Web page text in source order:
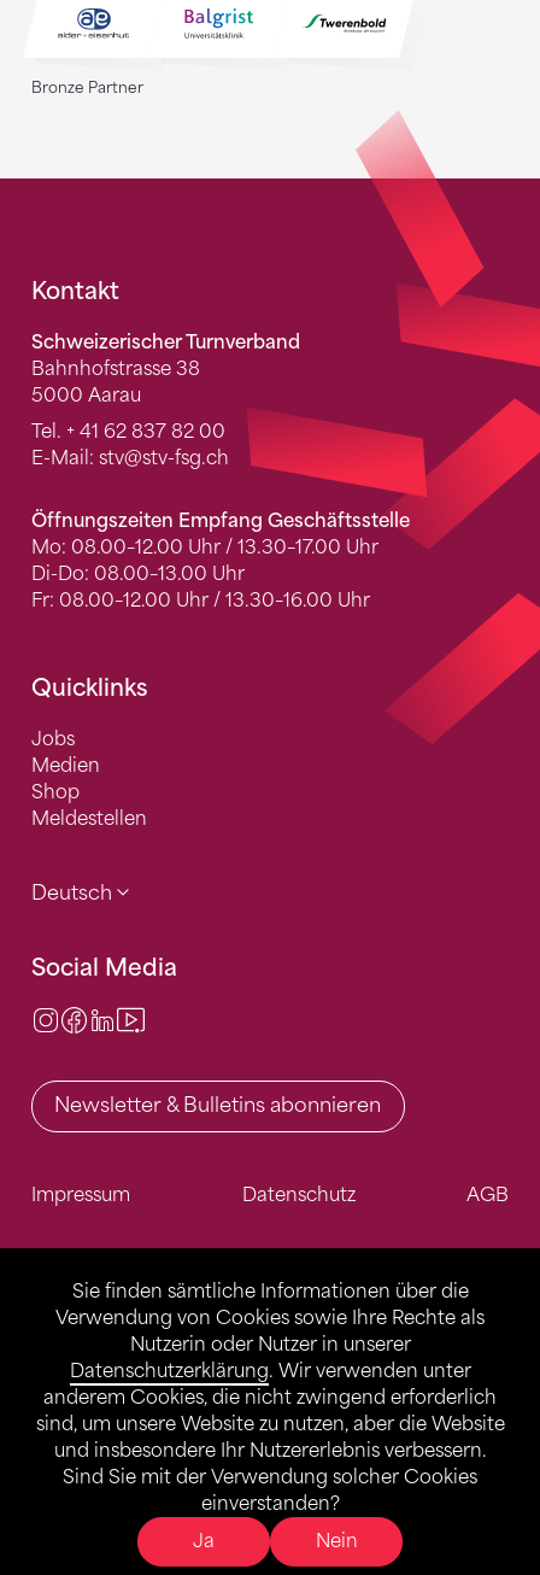
Sie finden sämtliche Informationen über die
Verwendung von Cookies sowie Ihre Rechte als
Nutzerin oder Nutzer in unserer
Datenschutzerklärung. Wir verwenden unter
anderem Cookies, die nicht zwingend erforderlich
sind, um unsere Website zu nutzen, aber die Website
und insbesondere Ihr Nutzererlebnis verbessern.
Sind Sie mit der Verwendung solcher Cookies
einverstanden?
Ja
Nein
Bronze Partner
Fusszeile
Kontakt
Schweizerischer Turnverband
Bahnhofstrasse 38
5000 Aarau
Tel. + 41 62 837 82 00
E-Mail: stv@stv-fsg.ch
Öffnungszeiten Empfang Geschäftsstelle
Mo: 08.00–12.00 Uhr / 13.30–17.00 Uhr
Di-Do: 08.00–13.00 Uhr
Fr: 08.00–12.00 Uhr / 13.30–16.00 Uhr
Quicklinks
Jobs
Medien
Shop
Meldestellen
Deutsch
Social Media
Instagram
Facebook
LinkedIn
Newsletter & Bulletins abonnieren
Impressum Datenschutz AGB